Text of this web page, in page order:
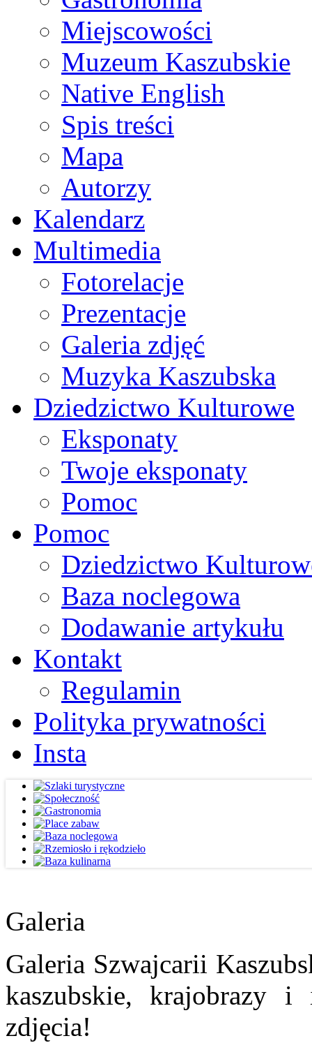
Miejscowości
Muzeum Kaszubskie
Native English
Spis treści
Mapa
Autorzy
Kalendarz
Multimedia
Fotorelacje
Prezentacje
Galeria zdjęć
Muzyka Kaszubska
Dziedzictwo Kulturowe
Eksponaty
Twoje eksponaty
Pomoc
Pomoc
Dziedzictwo
Baza noclegowa
Dodawanie artykułu
Kontakt
Regulamin
Polityka prywatności
Insta
Galeria
Galeria Szwajcarii
kaszubskie, krajobrazy
zdjęcia!